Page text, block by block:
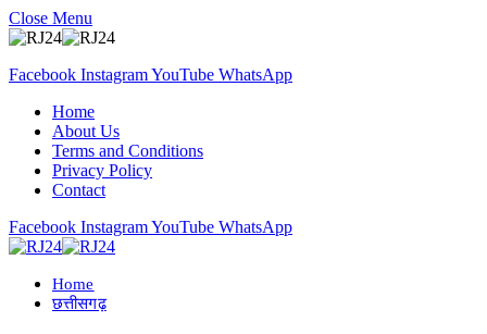
Close Menu
Facebook InstagramYouTube WhatsApp
Home
About Us
Terms and Conditions
Privacy Policy
Contact
Facebook InstagramYouTube WhatsApp
Home
छत्तीसगढ़